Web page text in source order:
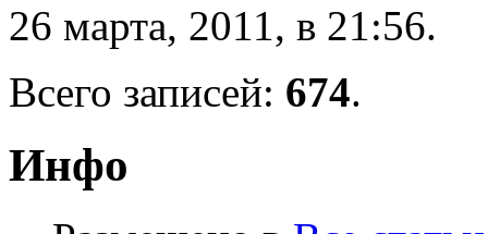
26 марта, 2011, в 21:56.
Всего записей: 674.
Инфо